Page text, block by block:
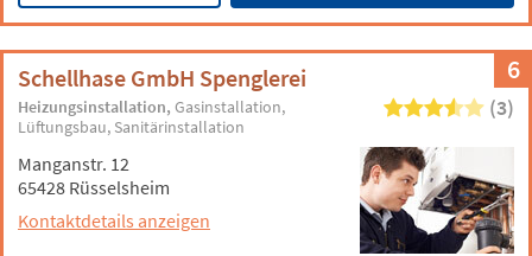
6
Schellhase GmbH Spenglerei
Heizungsinstallation Gasinstallation
Lüftungsbau Sanitärinstallation
(3)
Manganstr. 12
65428 Rüsselsheim
Kontaktdetails anzeigen